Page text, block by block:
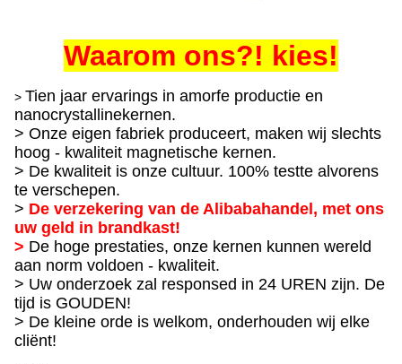
Waarom ons?! kies!
> Tien jaar ervarings in amorfe productie en
nanocrystallinekernen.
> Onze eigen fabriek produceert, maken wij slechts
hoog - kwaliteit magnetische kernen.
> De kwaliteit is onze cultuur. 100% testte alvorens
te verschepen.
> De verzekering van de Alibabahandel, met ons
uw geld in brandkast!
> De hoge prestaties, onze kernen kunnen wereld
aan norm voldoen - kwaliteit.
> Uw onderzoek zal responsed in 24 UREN zijn. De
tijd is GOUDEN!
> De kleine orde is welkom, onderhouden wij elke
cliënt!